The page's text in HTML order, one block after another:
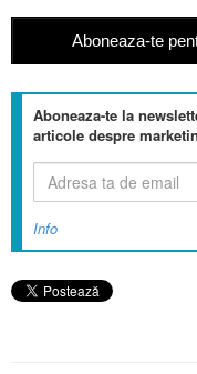
Aboneaza-te
Aboneaza-te la
articole despre
Info